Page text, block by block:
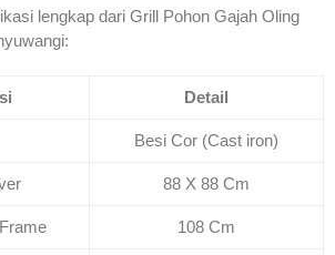
lengkap dari Grill Pohon Gajah Oling
Detail
Besi Cor (Cast iron)
88 X 88 Cm
108 Cm